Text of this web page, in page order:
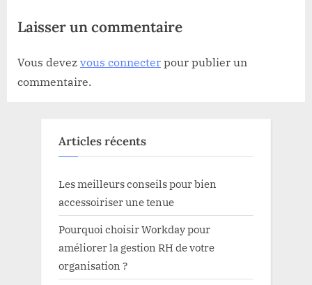
Laisser un commentaire
Vous devez vous connecter pour publier un
commentaire.
Articles récents
Les meilleurs conseils pour bien
accessoiriser une tenue
Pourquoi choisir Workday pour
améliorer la gestion RH de votre
organisation ?